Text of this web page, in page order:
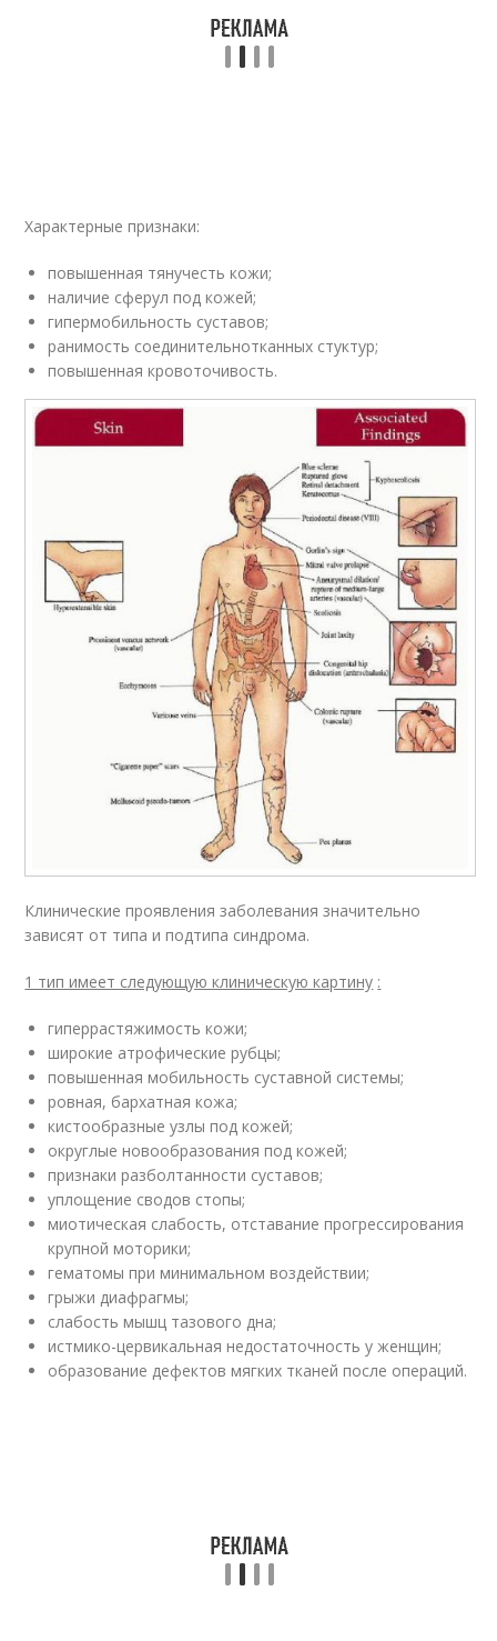
Характерные признаки:
повышенная тянучесть кожи;
наличие сферул под кожей;
гипермобильность суставов;
ранимость соединительнотканных стуктур;
повышенная кровоточивость.
Клинические проявления заболевания значительно
зависят от типа и подтипа синдрома.
1 тип имеет следующую клиническую картину :
гиперрастяжимость кожи;
широкие атрофические рубцы;
повышенная мобильность суставной системы;
ровная, бархатная кожа;
кистообразные узлы под кожей;
округлые новообразования под кожей;
признаки разболтанности суставов;
уплощение сводов стопы;
миотическая слабость, отставание прогрессирования
крупной моторики;
гематомы при минимальном воздействии;
грыжи диафрагмы;
слабость мышц тазового дна;
истмико-цервикальная недостаточность у женщин;
образование дефектов мягких тканей после операций.